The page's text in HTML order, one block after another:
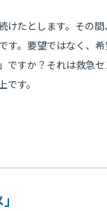
けたとします。その
す。要望ではなく、
ですか？それは救急
す。